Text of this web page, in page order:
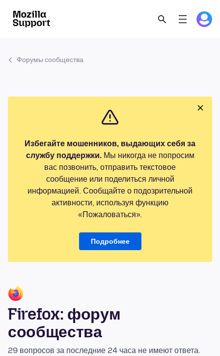
Форумы сообщества
Избегайте мошенников, выдающих себя за
службу поддержки.Мы никогда не попросим
вас позвонить, отправить текстовое
сообщение или поделиться личной
информацией. Сообщайте о подозрительной
активности, используя функцию
«Пожаловаться».
Подробнее
Firefox: форум
сообщества
29 вопросов за последние 24 часа не имеют ответа.